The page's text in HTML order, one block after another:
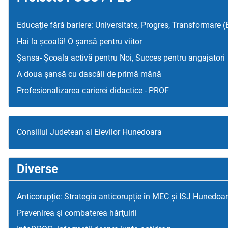
Educație fără bariere: Universitate, Progres, Transformare
Hai la școală! O șansă pentru viitor
Șansa- Școala activă pentru Noi, Succes pentru angajatori
A doua șansă cu dascăli de primă mână
Profesionalizarea carierei didactice - PROF
Consiliul Judetean al Elevilor Hunedoara
Diverse
Anticorupție: Strategia anticorupție în MEC și ISJ
Prevenirea şi combaterea hărţuirii